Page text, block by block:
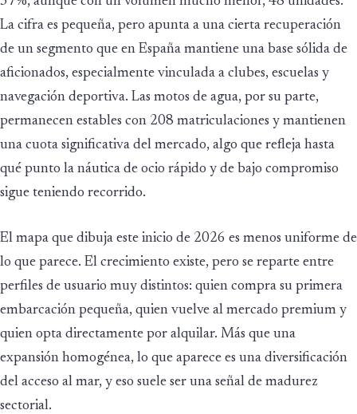
La cifra es pequeña, pero apunta a una cierta recuperación
de un segmento que en España mantiene una base sólida de
aficionados, especialmente vinculada a clubes, escuelas y
navegación deportiva. Las motos de agua, por su parte,
permanecen estables con 208 matriculaciones y mantienen
una cuota significativa del mercado, algo que refleja hasta
qué punto la náutica de ocio rápido y de bajo compromiso
sigue teniendo recorrido.
El mapa que dibuja este inicio de 2026 es menos uniforme de
lo que parece. El crecimiento existe, pero se reparte entre
perfiles de usuario muy distintos: quien compra su primera
embarcación pequeña, quien vuelve al mercado premium y
quien opta directamente por alquilar. Más que una
expansión homogénea, lo que aparece es una diversificación
del acceso al mar, y eso suele ser una señal de madurez
sectorial.